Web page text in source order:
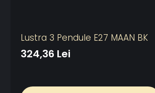
Lustra 3 Pendule E27 MAAN BK
324,36 Lei